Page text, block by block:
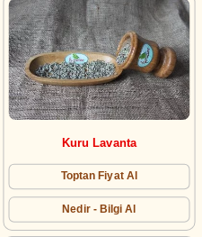
Kuru Lavanta
Toptan Fiyat Al
Nedir - Bilgi Al